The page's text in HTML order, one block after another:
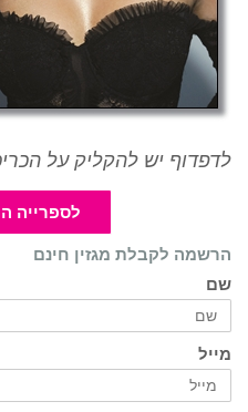
לדפדוף יש להקליק על
לספרייה
הרשמה לקבלת מגזין חינם
שם
מייל